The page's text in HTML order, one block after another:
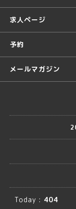
求人ページ
予約
メールマガジン
Today : 404